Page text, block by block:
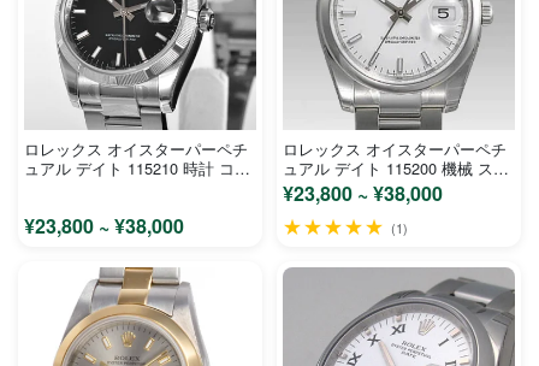
ロレックス オイスターパーペチ
ュアル デイト 115210 時計 コピ
¥23,800 ~ ¥38,000
ロレックス オイスターパーペチ
ュアル デイト 115200 機械 スー
パーコピー 時計
¥23,800 ~ ¥38,000
★★★★★ (1)